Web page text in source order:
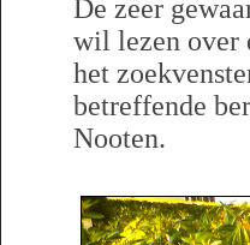
De zeer
wil lezen over
het
betreffende
Nooten.